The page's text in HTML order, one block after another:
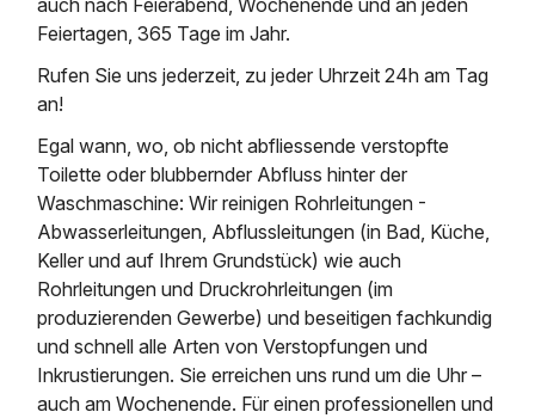
Wasserhaltung
Geschosssandfang
Stellenangebote
Kontakt
Feiertagen, 365 Tage im Jahr.
Rufen Sie uns jederzeit, zu jeder Uhrzeit 24h am Tag
an!
Egal wann, wo, ob nicht abfliessende verstopfte
Toilette oder blubbernder Abfluss hinter der
Waschmaschine: Wir reinigen Rohrleitungen -
Abwasserleitungen, Abflussleitungen (in Bad, Küche,
Keller und auf Ihrem Grundstück) wie auch
Rohrleitungen und Druckrohrleitungen (im
produzierenden Gewerbe) und beseitigen fachkundig
und schnell alle Arten von Verstopfungen und
Inkrustierungen. Sie erreichen uns rund um die Uhr –
auch am Wochenende. Für einen professionellen und